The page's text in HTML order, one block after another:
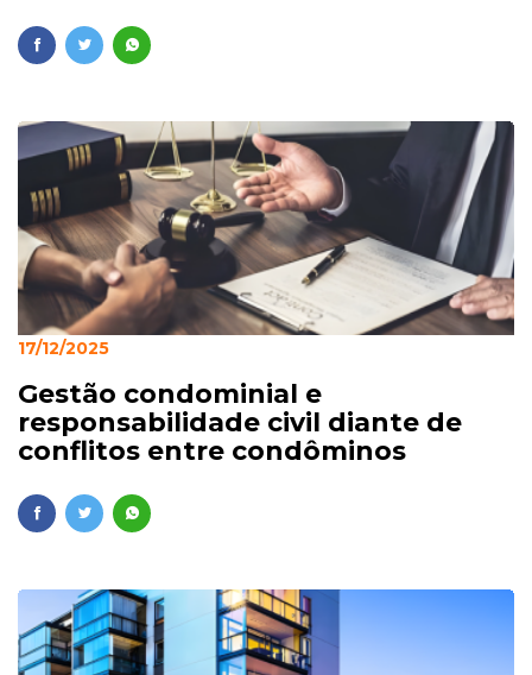
17/12/2025
Gestão condominial e
responsabilidade civil diante de
conflitos entre condôminos